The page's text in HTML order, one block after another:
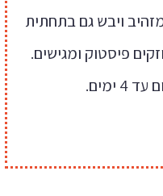
מזהיב ויבש גם בתחתית
פיסטוק ומגישים.
ימים.